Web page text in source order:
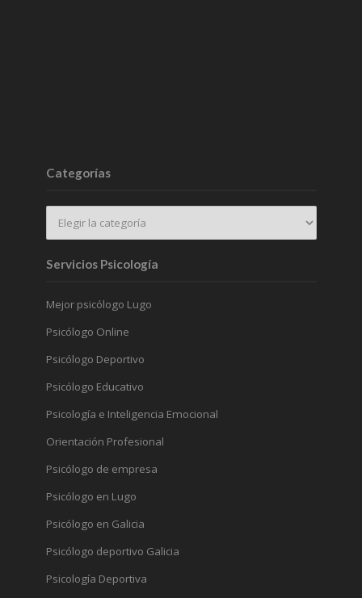
Categorías
Servicios Psicología
Mejor psicólogo Lugo
Psicólogo Online
Psicólogo Deportivo
Psicólogo Educativo
Psicología e Inteligencia Emocional
Orientación Profesional
Psicólogo de empresa
Psicólogo en Lugo
Psicólogo en Galicia
Psicólogo deportivo Galicia
Psicología Deportiva